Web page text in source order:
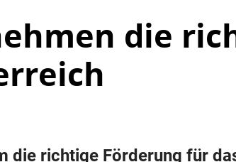
die
die richtige Förderung für